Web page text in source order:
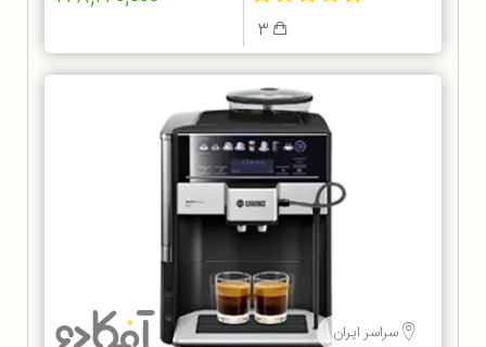
سراسر ایران